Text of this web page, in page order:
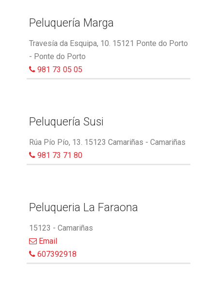
Peluquería Marga
Travesía da Esquipa, 10. 15121 Ponte do Porto
- Ponte do Porto
981 73 05 05
Peluquería Susi
Rúa Pío Pío, 13. 15123 Camariñas - Camariñas
981 73 71 80
Peluqueria La Faraona
15123 - Camariñas
Email
607392918